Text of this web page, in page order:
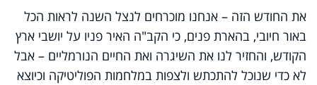
את החודש הזה – אנחנו מוכרחים לנצל השנה לראות הכל
באור חיובי, בהארת פנים, כי הקב"ה האיר פניו על יושבי ארץ
הקודש, והחזיר לנו את השיגרה ואת החיים הנורמליים – אבל
לא כדי שנוכל להתכתש ולצפות במלחמות הפוליטיקה וכיוצא